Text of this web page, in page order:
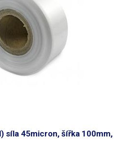
síla 45micron, šířka 100mm,